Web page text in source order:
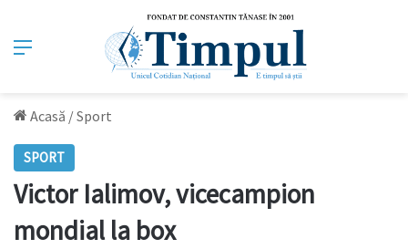
Meniu
Acasă /Sport
SPORT
Victor Ialimov, vicecampion
mondial la box